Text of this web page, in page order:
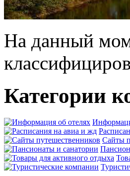
На данный
Категории
Сайты